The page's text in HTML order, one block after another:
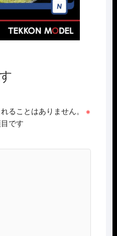
ることはありません。
※
です